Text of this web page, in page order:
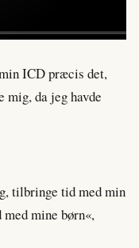
ICD præcis det,
mig, da jeg havde
tilbringe tid med min
mine børn«,